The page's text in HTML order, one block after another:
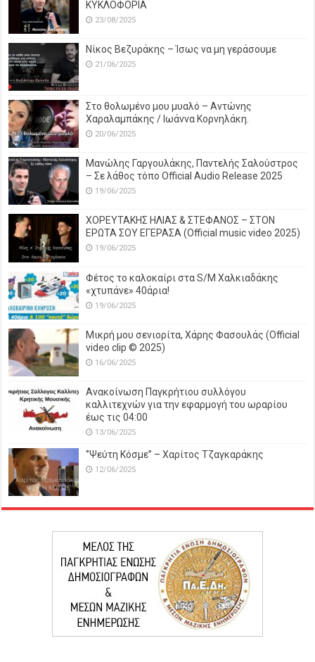
ΚΥΚΛΟΦΟΡΙΑ
23/08/2025
Νίκος Βεζυράκης – Ίσως να μη γεράσουμε
21/06/2025
Στο θολωμένο μου μυαλό – Αντώνης
Χαραλαμπάκης / Ιωάννα Κορνηλάκη.
20/06/2025
Μανώλης Γαργουλάκης, Παντελής Σαλούστρος
– Σε λάθος τόπο Official Audio Release 2025
19/06/2025
ΧΟΡΕΥΤΑΚΗΣ ΗΛΙΑΣ & ΣΤΕΦΑΝΟΣ – ΣΤΟΝ
ΕΡΩΤΑ ΣΟΥ ΕΓΕΡΑΣΑ (Official music video 2025)
19/06/2025
Φέτος το καλοκαίρι στα S/M Χαλκιαδάκης
«χτυπάνε» 40άρια!
19/06/2025
Μικρή μου σενιορίτα, Χάρης Φασουλάς (Official
video clip © 2025)
16/06/2025
Ανακοίνωση Παγκρήτιου συλλόγου
καλλιτεχνών για την εφαρμογή του ωραρίου
έως τις 04:00
13/06/2025
‘’Ψεύτη Κόσμε’’ – Χαρίτος Τζαγκαράκης
12/06/2025